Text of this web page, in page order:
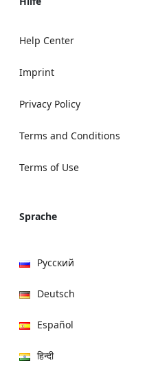
Help Center
Imprint
Privacy Policy
Terms and Conditions
Terms of Use
Sprache
Русский
Deutsch
Español
हिन्दी